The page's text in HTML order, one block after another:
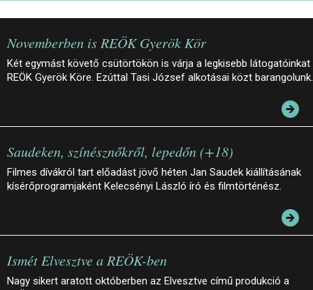
Novemberben is REÖK Gyerök Kör
Két egymást követő csütörtökön is várja a legkisebb látogatóinkat
REÖK Gyerök Köre. Ezúttal Tasi József alkotásai közt barangolunk.
Saudeken, színésznőkről, lepedőn (+18)
Filmes dívákról tart előadást jövő héten Jan Saudek kiállításának
kísérőprogramjaként Kelecsényi László író és filmtörténész.
Ismét Elvesztve a REÖK-ben
Nagy sikert aratott októberben az Elvesztve című produkció a